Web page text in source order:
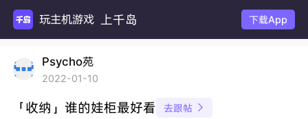
玩主机游戏 上千岛 下载App
Psycho苑
2022-01-10
「收纳」谁的娃柜最好看 去跟帖 